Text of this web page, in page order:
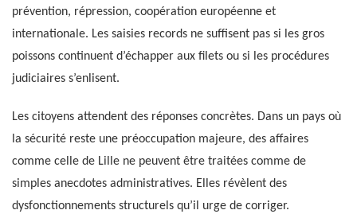
prévention, répression, coopération européenne et
internationale. Les saisies records ne suffisent pas si les gros
poissons continuent d’échapper aux filets ou si les procédures
judiciaires s’enlisent.
Les citoyens attendent des réponses concrètes. Dans un pays où
la sécurité reste une préoccupation majeure, des affaires
comme celle de Lille ne peuvent être traitées comme de
simples anecdotes administratives. Elles révèlent des
dysfonctionnements structurels qu’il urge de corriger.